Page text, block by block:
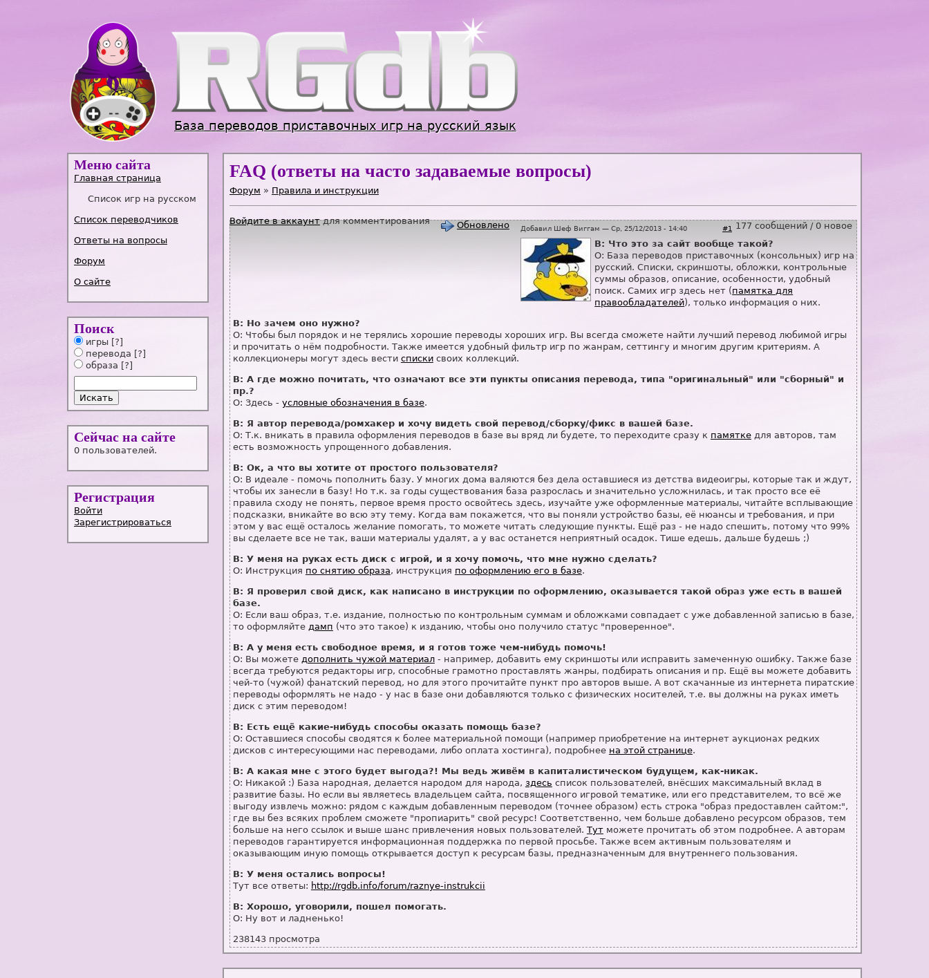
База переводов приставочных игр на русский язык
Меню сайта
Главная страница
Список игр на русском
Список переводчиков
Ответы на вопросы
Форум
О сайте
Поиск
игры [?]
перевода [?]
образа [?]
Сейчас на сайте
0 пользователей.
Регистрация
Войти
Зарегистрироваться
FAQ (ответы на часто задаваемые вопросы)
Форум » Правила и инструкции
177 сообщений / 0 новое
Войдите в аккаунтдля комментирования Обновлено Добавил Шеф Виггам — Ср, 25/12/2013 - 14:40 #1
В: Что это за сайт вообще такой?
О: База переводов приставочных (консольных) игр на
русский. Списки, скриншоты, обложки, контрольные
суммы образов, описание, особенности, удобный
поиск. Самих игр здесь нет (памятка для
правообладателей), только информация о них.
В: Но зачем оно нужно?
О: Чтобы был порядок и не терялись хорошие переводы хороших игр. Вы всегда сможете найти лучший перевод любимой игры
и прочитать о нём подробности. Также имеется удобный фильтр игр по жанрам, сеттингу и многим другим критериям. А
коллекционеры могут здесь вести спискисвоих коллекций.
В: А где можно почитать, что означают все эти пункты описания перевода, типа "оригинальный" или "сборный" и
пр.?
О: Здесь - условные обозначения в базе.
В: Я автор перевода/ромхакер и хочу видеть свой перевод/сборку/фикс в вашей базе.
О: Т.к. вникать в правила оформления переводов в базе вы вряд ли будете, то переходите сразу к памяткедля авторов, там
есть возможность упрощенного добавления.
В: Ок, а что вы хотите от простого пользователя?
О: В идеале - помочь пополнить базу. У многих дома валяются без дела оставшиеся из детства видеоигры, которые так и ждут,
чтобы их занесли в базу! Но т.к. за годы существования база разрослась и значительно усложнилась, и так просто все её
правила сходу не понять, первое время просто освойтесь здесь, изучайте уже оформленные материалы, читайте всплывающие
подсказки, вникайте во всю эту тему. Когда вам покажется, что вы поняли устройство базы, её нюансы и требования, и при
этом у вас ещё осталось желание помогать, то можете читать следующие пункты. Ещё раз - не надо спешить, потому что 99%
вы сделаете все не так, ваши материалы удалят, а у вас останется неприятный осадок. Тише едешь, дальше будешь ;)
В: У меня на руках есть диск с игрой, и я хочу помочь, что мне нужно сделать?
О: Инструкция по снятию образа, инструкция по оформлению его в базе.
В: Я проверил свой диск, как написано в инструкции по оформлению, оказывается такой образ уже есть в вашей
базе.
О: Если ваш образ, т.е. издание, полностью по контрольным суммам и обложками совпадает с уже добавленной записью в базе,
то оформляйте дамп (что это такое) к изданию, чтобы оно получило статус "проверенное".
В: А у меня есть свободное время, и я готов тоже чем-нибудь помочь!
О: Вы можете дополнить чужой материал- например, добавить ему скриншоты или исправить замеченную ошибку. Также базе
всегда требуются редакторы игр, способные грамотно проставлять жанры, подбирать описания и пр. Ещё вы можете добавить
чей-то (чужой) фанатский перевод, но для этого прочитайте пункт про авторов выше. А вот скачанные из интернета пиратские
переводы оформлять не надо - у нас в базе они добавляются только с физических носителей, т.е. вы должны на руках иметь
диск с этим переводом!
В: Есть ещё какие-нибудь способы оказать помощь базе?
О: Оставшиеся способы сводятся к более материальной помощи (например приобретение на интернет аукционах редких
дисков с интересующими нас переводами, либо оплата хостинга), подробнее на этой странице.
В: А какая мне с этого будет выгода?! Мы ведь живём в капиталистическом будущем, как-никак.
О: Никакой :) База народная, делается народом для народа, здесь список пользователей, внёсших максимальный вклад в
развитие базы. Но если вы являетесь владельцем сайта, посвященного игровой тематике, или его представителем, то всё же
выгоду извлечь можно: рядом с каждым добавленным переводом (точнее образом) есть строка "образ предоставлен сайтом:",
где вы без всяких проблем сможете "пропиарить" свой ресурс! Соответственно, чем больше добавлено ресурсом образов, тем
больше на него ссылок и выше шанс привлечения новых пользователей. Тутможете прочитать об этом подробнее. А авторам
переводов гарантируется информационная поддержка по первой просьбе. Также всем активным пользователям и
оказывающим иную помощь открывается доступ к ресурсам базы, предназначенным для внутреннего пользования.
В: У меня остались вопросы!
Тут все ответы: http://rgdb.info/forum/raznye-instrukcii
В: Хорошо, уговорили, пошел помогать.
О: Ну вот и ладненько!
238143 просмотра